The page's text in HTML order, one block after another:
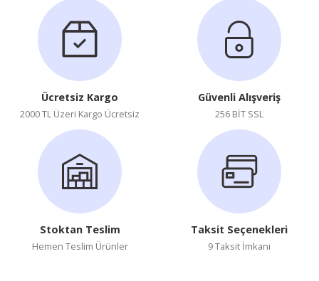
Ücretsiz Kargo
2000 TL Üzeri Kargo Ücretsiz
Güvenli Alışveriş
256 BİT SSL
Stoktan Teslim
Hemen Teslim Ürünler
Taksit Seçenekleri
9 Taksit İmkanı